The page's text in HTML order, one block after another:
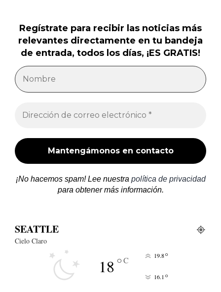
Regístrate para recibir las noticias más
relevantes directamente en tu bandeja
de entrada, todos los días, ¡ES GRATIS!
¡No hacemos spam! Lee nuestra política de privacidad
para obtener más información.
SEATTLE
Cielo Claro
18°C 19.8°
16.1 °